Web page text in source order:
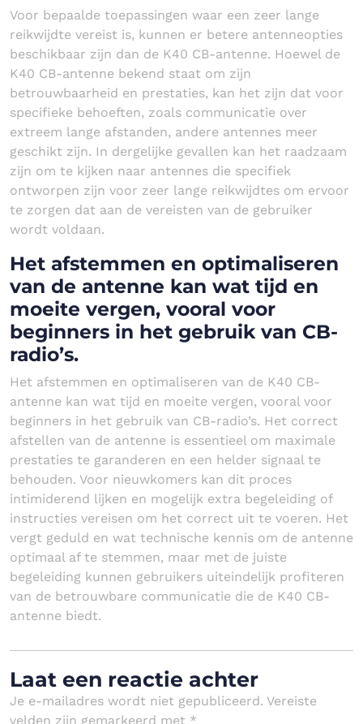
Voor bepaalde toepassingen waar een zeer lange
reikwijdte vereist is, kunnen er betere antenneopties
beschikbaar zijn dan de K40 CB-antenne. Hoewel de
K40 CB-antenne bekend staat om zijn
betrouwbaarheid en prestaties, kan het zijn dat voor
specifieke behoeften, zoals communicatie over
extreem lange afstanden, andere antennes meer
geschikt zijn. In dergelijke gevallen kan het raadzaam
zijn om te kijken naar antennes die specifiek
ontworpen zijn voor zeer lange reikwijdtes om ervoor
te zorgen dat aan de vereisten van de gebruiker
wordt voldaan.
Het afstemmen en optimaliseren
van de antenne kan wat tijd en
moeite vergen, vooral voor
beginners in het gebruik van CB-
radio’s.
Het afstemmen en optimaliseren van de K40 CB-
antenne kan wat tijd en moeite vergen, vooral voor
beginners in het gebruik van CB-radio’s. Het correct
afstellen van de antenne is essentieel om maximale
prestaties te garanderen en een helder signaal te
behouden. Voor nieuwkomers kan dit proces
intimiderend lijken en mogelijk extra begeleiding of
instructies vereisen om het correct uit te voeren. Het
vergt geduld en wat technische kennis om de antenne
optimaal af te stemmen, maar met de juiste
begeleiding kunnen gebruikers uiteindelijk profiteren
van de betrouwbare communicatie die de K40 CB-
antenne biedt.
Laat een reactie achter
Je e-mailadres wordt niet gepubliceerd. Vereiste
velden zijn gemarkeerd met *